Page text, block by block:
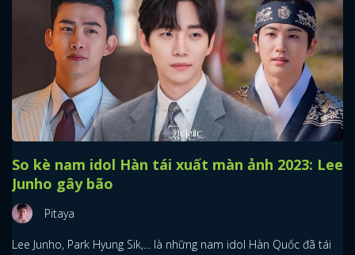
So kè nam idol Hàn tái xuất màn ảnh 2023: Lee
Junho gây bão
Pitaya
Lee Junho, Park Hyung Sik,... là những nam idol Hàn Quốc đã tái